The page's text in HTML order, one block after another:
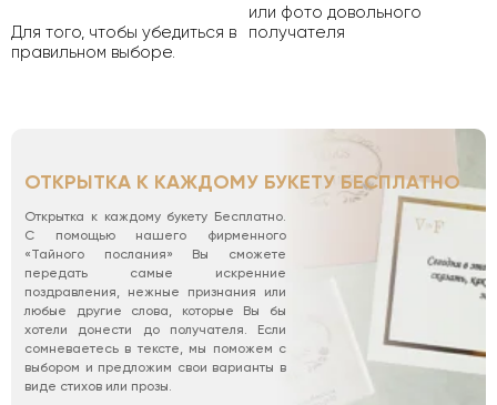
Для того, чтобы убедиться в
правильном выборе.
или фото довольного
получателя
ОТКРЫТКА К КАЖДОМУ БУКЕТУ БЕСПЛАТНО
Открытка к каждому букету Бесплатно.
С помощью нашего фирменного
«Тайного послания» Вы сможете
передать самые искренние
поздравления, нежные признания или
любые другие слова, которые Вы бы
хотели донести до получателя. Если
сомневаетесь в тексте, мы поможем с
выбором и предложим свои варианты в
виде стихов или прозы.